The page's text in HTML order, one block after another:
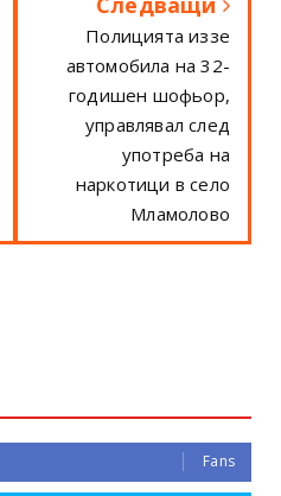
Полицията иззе
автомобила на 32-
годишен шофьор,
управлявал след
употреба на
наркотици в село
Мламолово
Fans